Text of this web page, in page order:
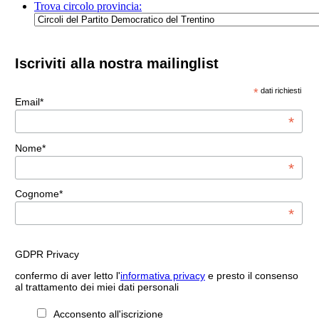
Trova circolo provincia:
Iscriviti alla nostra mailinglist
* dati richiesti
Email*
*
Nome*
*
Cognome*
*
GDPR Privacy
confermo di aver letto l'informativa privacye presto il consenso
al trattamento dei miei dati personali
Acconsento all'iscrizione